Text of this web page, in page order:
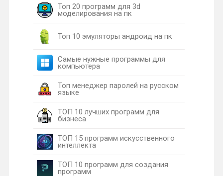
Топ 20 программ для 3d
моделирования на пк
Топ 10 эмуляторы андроид на пк
Самые нужные программы для
компьютера
Топ менеджер паролей на русском
языке
ТОП 10 лучших программ для
бизнеса
ТОП 15 программ искусственного
интеллекта
ТОП 10 программ для создания
программ